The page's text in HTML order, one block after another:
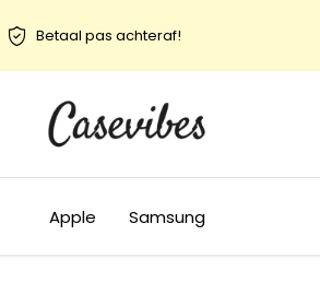
Betaal pas achteraf!
Apple Samsung